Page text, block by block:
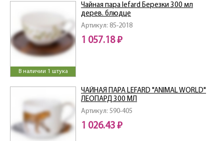
В наличии 1 штука
Артикул: 85-2018
Чайная пара lefard Березки 300 мл
дерев. блюдце
1 057.18 ₽
Артикул: 590-405
ЧАЙНАЯ ПАРА LEFARD "ANIMAL WORLD"
ЛЕОПАРД 300 МЛ
1 026.43 ₽